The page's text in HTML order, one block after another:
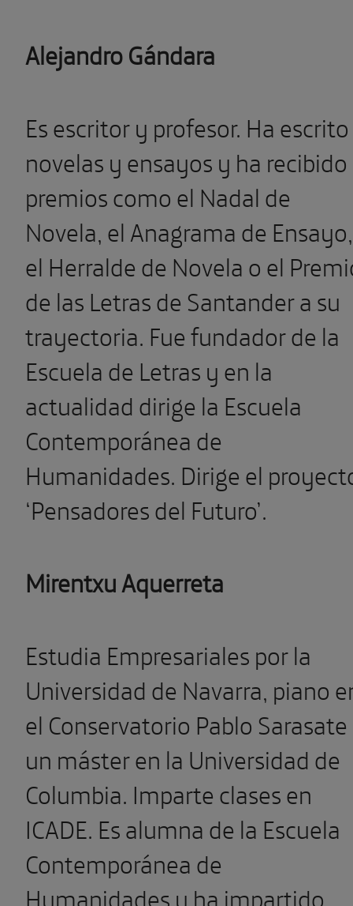
Alejandro Gándara
Es escritor y profesor. Ha escrito
novelas y ensayos y ha recibido
premios como el Nadal de
Novela, el Anagrama de Ensayo,
el Herralde de Novela o el
de las Letras de Santander a su
trayectoria. Fue fundador de la
Escuela de Letras y en la
actualidad dirige la Escuela
Contemporánea de
Humanidades. Dirige el
‘Pensadores del Futuro’.
Mirentxu Aquerreta
Estudia Empresariales por la
Universidad de Navarra, piano
el Conservatorio Pablo
un máster en la Universidad de
Columbia. Imparte clases en
ICADE. Es alumna de la Escuela
Contemporánea de
Humanidades y ha impartido